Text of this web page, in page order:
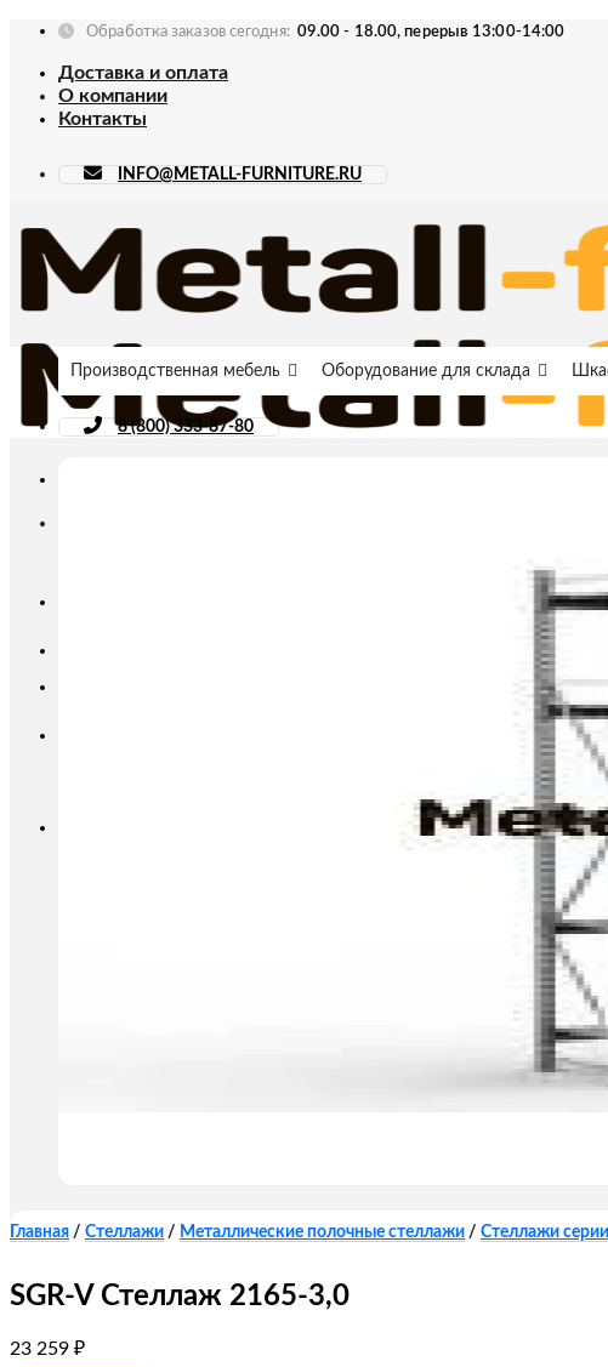
Skip
content
Обработка заказов сегодня: 09.00 - 18.00, перерыв 13:00-14:00
Доставка и оплата
О компании
Контакты
INFO@METALL-FURNITURE.RU
Производственная мебель Оборудование для склада
8 (800) 333-87-80
Главная / Стеллажи / Металлические полочные стеллажи / Стеллажи
SGR-V Стеллаж 2165-3,0
23 259 ₽